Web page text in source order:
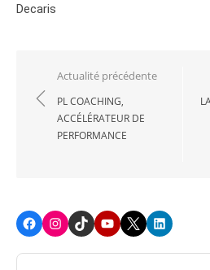
Decaris
Navigation
de
l’article
Actualité précédente
PL COACHING,
ACCÉLÉRATEUR DE
PERFORMANCE
FacebookInstagram
TikTokYoutube
X LinkedIn